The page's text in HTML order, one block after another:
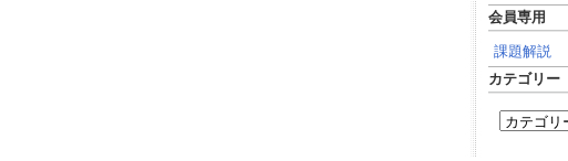
会員専用
課題解説
カテゴリー